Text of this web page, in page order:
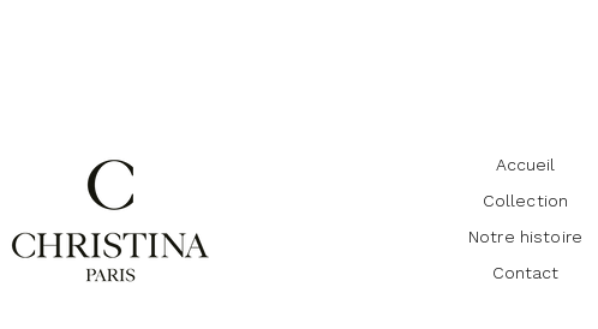
Accueil
Collection
Notre histoire
Contact